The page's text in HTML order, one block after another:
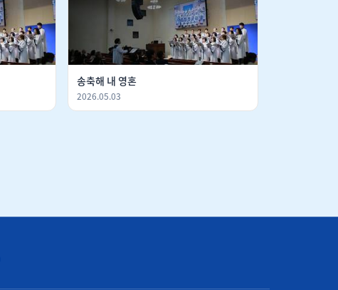
송축해 내 영혼
2026.05.03